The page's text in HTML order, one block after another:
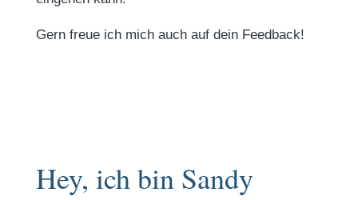
Gern freue ich mich auch auf dein Feedback!
Hey, ich bin Sandy